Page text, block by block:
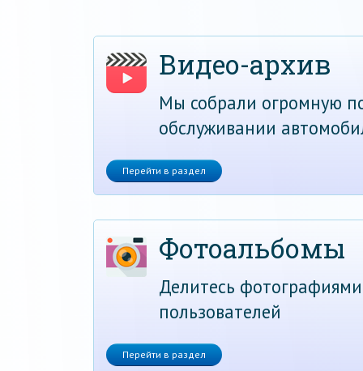
Видео-архив
Мы собрали огромную
обслуживании
Перейти в раздел
Фотоальбомы
Делитесь
пользователей
Перейти в раздел